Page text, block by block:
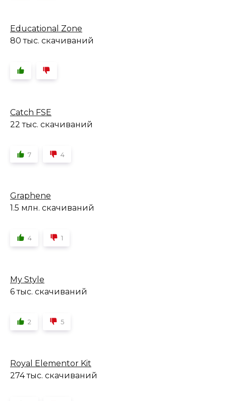
Educational Zone
80 тыс. скачиваний
Catch FSE
22 тыс. скачиваний
7 4
Graphene
1.5 млн. скачиваний
4 1
My Style
6 тыс. скачиваний
2 5
Royal Elementor Kit
274 тыс. скачиваний